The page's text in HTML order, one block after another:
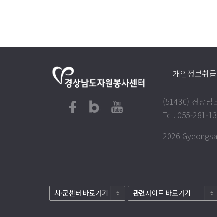
| 개인정보취
(51430) 경상남
Tel. 055-281-
2026